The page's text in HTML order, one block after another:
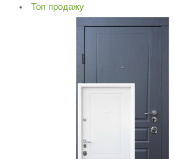
Топ продажу